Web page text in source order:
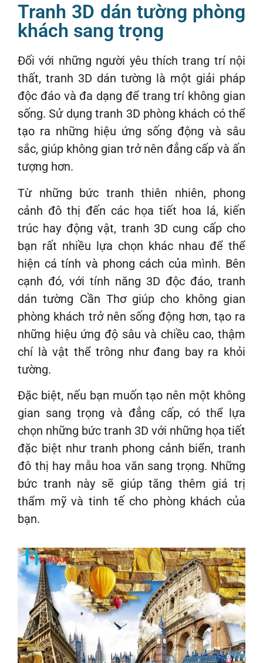
Tranh 3D dán tường phòng
khách sang trọng
Đối với những người yêu thích trang trí nội
thất, tranh 3D dán tường là một giải pháp
độc đáo và đa dạng để trang trí không gian
sống. Sử dụng tranh 3D phòng khách có thể
tạo ra những hiệu ứng sống động và sâu
sắc, giúp không gian trở nên đẳng cấp và ấn
tượng hơn.
Từ những bức tranh thiên nhiên, phong
cảnh đô thị đến các họa tiết hoa lá, kiến
trúc hay động vật, tranh 3D cung cấp cho
bạn rất nhiều lựa chọn khác nhau để thể
hiện cá tính và phong cách của mình. Bên
cạnh đó, với tính năng 3D độc đáo, tranh
dán tường Cần Thơ giúp cho không gian
phòng khách trở nên sống động hơn, tạo ra
những hiệu ứng độ sâu và chiều cao, thậm
chí là vật thể trông như đang bay ra khỏi
tường.
Đặc biệt, nếu bạn muốn tạo nên một không
gian sang trọng và đẳng cấp, có thể lựa
chọn những bức tranh 3D với những họa tiết
đặc biệt như tranh phong cảnh biển, tranh
đô thị hay mẫu hoa văn sang trọng. Những
bức tranh này sẽ giúp tăng thêm giá trị
thẩm mỹ và tinh tế cho phòng khách của
bạn.